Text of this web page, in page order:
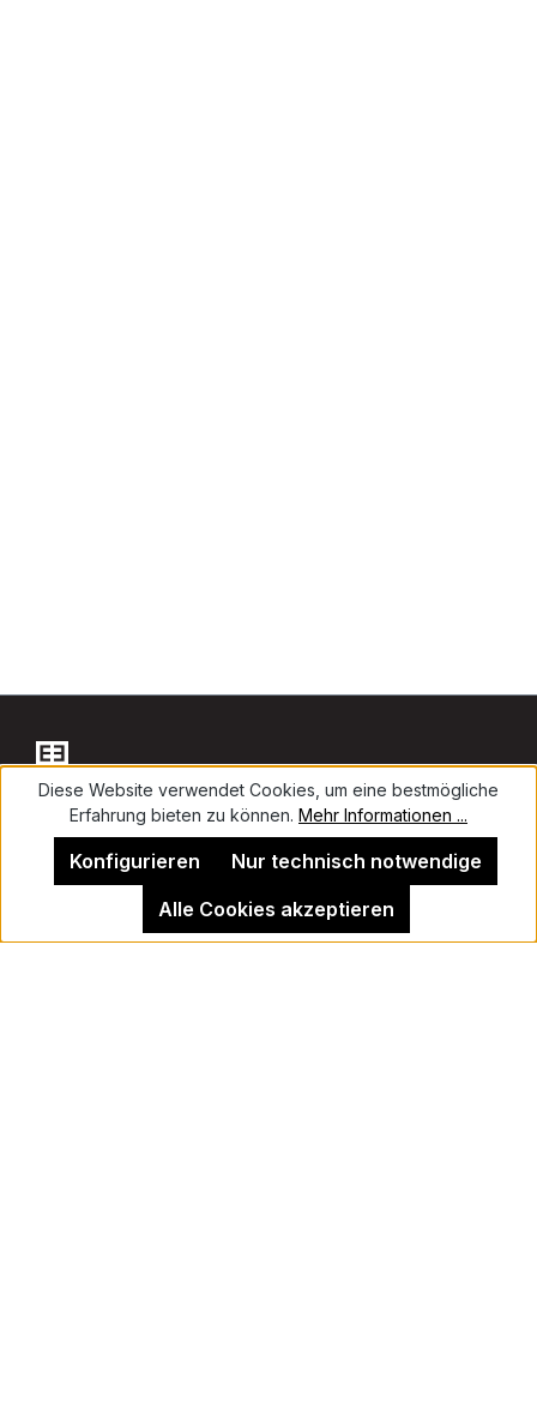
Kontakt
Diese Website verwendet Cookies, um eine bestmögliche
Erfahrung bieten zu können. Mehr Informationen ...
Nur technisch notwendige
Konfigurieren
Alle Cookies akzeptieren